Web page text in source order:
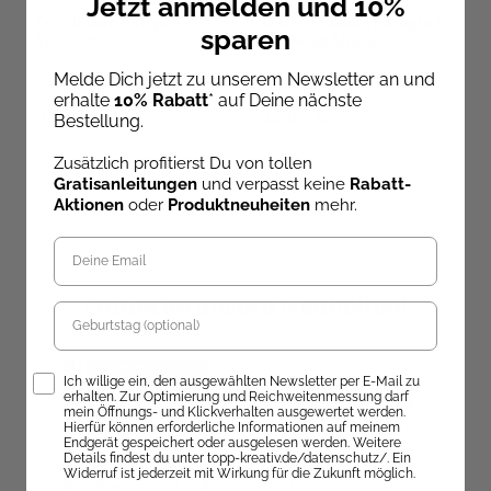
Der clevere Airfryer-
Sofort Lieferbar
9,99 €
Die 150 besten Rezepte für
die Ninja Slushi
Sofort Lieferbar
Entdecke unsere Neuheiten!
sparen
Melde Dich jetzt zu unserem Newsletter an und
erhalte 10% Rabatt* auf Deine nächste
Bestellung.
Zusätzlich profitierst Du von tollen
Gratisanleitungen und verpasst keine Rabatt-
Aktionen oder Produktneuheiten mehr.
Geburtstag
Opt-InIch willige ein, den ausgewählten Newsletter per E-Mail zu
erhalten. Zur Optimierung und Reichweitenmessung darf
mein Öffnungs- und Klickverhalten ausgewertet werden.
Hierfür können erforderliche Informationen auf meinem
Endgerät gespeichert oder ausgelesen werden. Weitere
Details findest du unter topp-kreativ.de/datenschutz/. Ein
Widerruf ist jederzeit mit Wirkung für die Zukunft möglich.